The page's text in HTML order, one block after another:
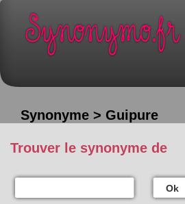
Synonyme > Guipure
Trouver le synonyme de
Ok